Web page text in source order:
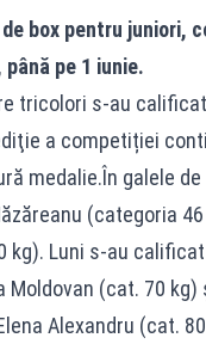
box pentru juniori,
pe 1 iunie.
tricolori s-au
a competiției
medalie.În galele
(categoria 46
kg). Luni s-au
(cat. 70 kg)
Alexandru (cat.